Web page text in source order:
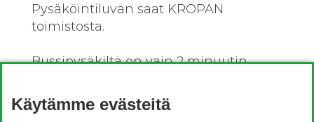
Pysäköintiluvan saat KROPAN
toimistosta.
Bussipysäkiltä on vain 2 minuutin
bussi 717 ja Tikkurilan tai Mellunmäen
suunnasta bussi 570.
Käytämme evästeitä